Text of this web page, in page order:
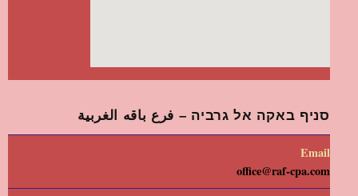
סניף באקה אל גרביה – فرع باقه الغربية
Email
office@raf-cpa.com